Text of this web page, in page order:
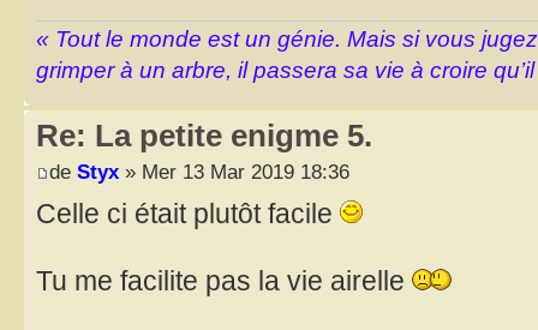
« Tout le monde est un génie. Mais si vous
grimper à un arbre, il passera sa vie à croire
Re: La petite enigme 5.
de Styx » Mer 13 Mar 2019 18:36
Celle ci était plutôt facile
Tu me facilite pas la vie airelle